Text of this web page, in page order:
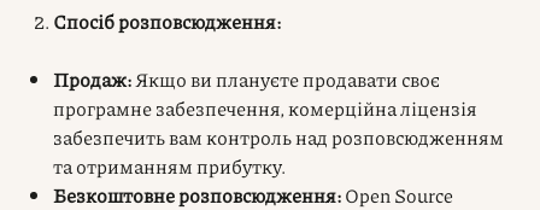
Спосіб розповсюдження:
Продаж:Якщо ви плануєте продавати своє
програмне забезпечення, комерційна ліцензія
забезпечить вам контроль над розповсюдженням
та отриманням прибутку.
Безкоштовне розповсюдження:Open Source